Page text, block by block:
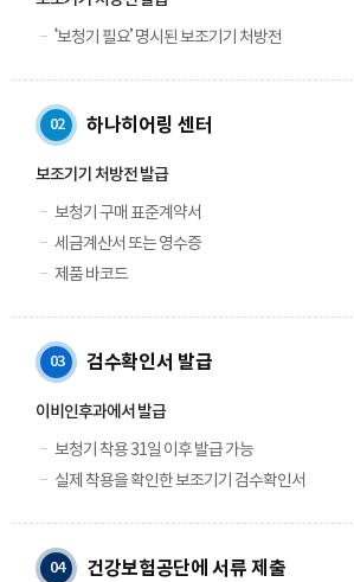
‘보청기 필요’ 명시된 보조기기 처방전
02 하나히어링 센터
보조기기 처방전 발급
보청기 구매 표준계약서
세금계산서 또는 영수증
제품 바코드
03 검수확인서 발급
이비인후과에서 발급
보청기 착용 31일 이후 발급 가능
실제 착용을 확인한 보조기기 검수확인서
04 건강보험공단에 서류 제출
예약시간
내용